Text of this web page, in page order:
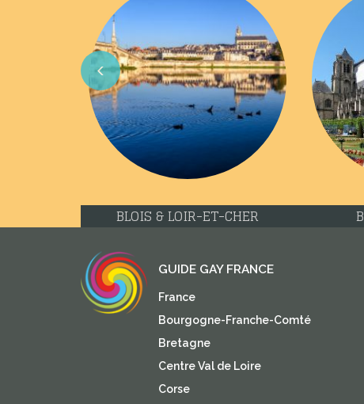
Previous
& INDRE ORLÉANS & LOIRET
GUIDE GAY FRANCE
France
Bourgogne-Franche-Comté
Bretagne
Centre Val de Loire
Corse